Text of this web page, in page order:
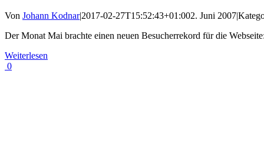
Von Johann Kodnar|2017-02-27T15:52:43+01:002. Juni 2007|
Der Monat Mai brachte einen neuen Besucherrekord für die
Weiterlesen
0